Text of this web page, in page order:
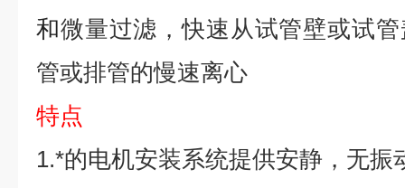
和微量过滤，快速从试管壁或试
管或排管的慢速离心
特点
1.*的电机安装系统提供安静，无振